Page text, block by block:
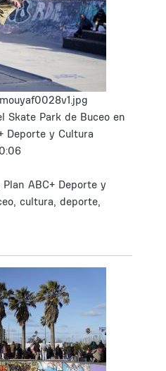
Skate Park de Buceo en
Deporte y Cultura
ABC+ Deporte y
cultura, deporte,